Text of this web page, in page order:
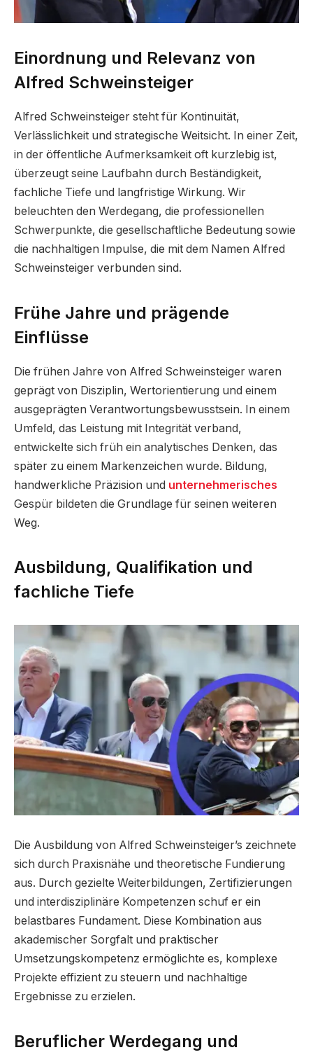
Einordnung und Relevanz von
Alfred Schweinsteiger
Alfred Schweinsteiger steht für Kontinuität,
Verlässlichkeit und strategische Weitsicht. In einer Zeit,
in der öffentliche Aufmerksamkeit oft kurzlebig ist,
überzeugt seine Laufbahn durch Beständigkeit,
fachliche Tiefe und langfristige Wirkung. Wir
beleuchten den Werdegang, die professionellen
Schwerpunkte, die gesellschaftliche Bedeutung sowie
die nachhaltigen Impulse, die mit dem Namen Alfred
Schweinsteiger verbunden sind.
Frühe Jahre und prägende
Einflüsse
Die frühen Jahre von Alfred Schweinsteiger waren
geprägt von Disziplin, Wertorientierung und einem
ausgeprägten Verantwortungsbewusstsein. In einem
Umfeld, das Leistung mit Integrität verband,
entwickelte sich früh ein analytisches Denken, das
später zu einem Markenzeichen wurde. Bildung,
handwerkliche Präzision und unternehmerisches
Gespür bildeten die Grundlage für seinen weiteren
Weg.
Ausbildung, Qualifikation und
fachliche Tiefe
Die Ausbildung von Alfred Schweinsteiger’s zeichnete
sich durch Praxisnähe und theoretische Fundierung
aus. Durch gezielte Weiterbildungen, Zertifizierungen
und interdisziplinäre Kompetenzen schuf er ein
belastbares Fundament. Diese Kombination aus
akademischer Sorgfalt und praktischer
Umsetzungskompetenz ermöglichte es, komplexe
Projekte effizient zu steuern und nachhaltige
Ergebnisse zu erzielen.
Beruflicher Werdegang und